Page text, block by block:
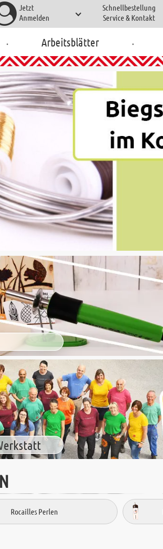
Jetzt
Anmelden
Schnellbestellung
Service & Kontakt
. Arbeitsblätter .
Rocailles Perlen